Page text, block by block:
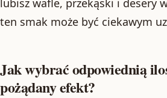
lubisz wafle, przekąski i desery
ten smak może być ciekawym
Jak wybrać odpowiednią
pożądany efekt?